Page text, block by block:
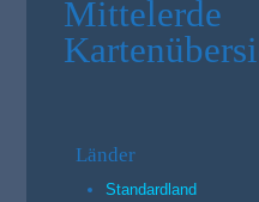
Mittelerde
Länder
Standardland